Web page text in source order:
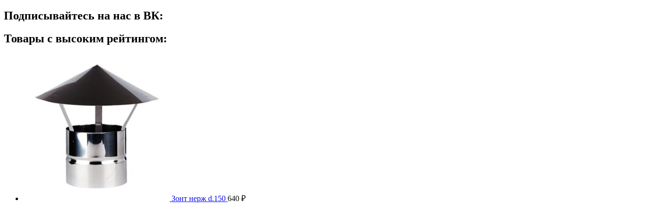
Подписывайтесь на нас в ВК:
Товары с высоким рейтингом:
Зонт нерж d.150 640 ₽